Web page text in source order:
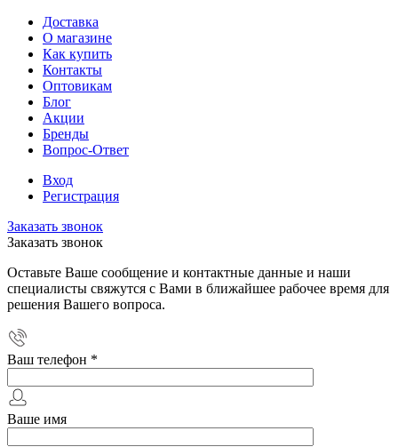
Доставка
О магазине
Как купить
Контакты
Оптовикам
Блог
Акции
Бренды
Вопрос-Ответ
Вход
Регистрация
Заказать звонок
Заказать звонок
Оставьте Ваше сообщение и контактные данные и наши
специалисты свяжутся с Вами в ближайшее рабочее время для
решения Вашего вопроса.
Ваш телефон *
Ваше имя